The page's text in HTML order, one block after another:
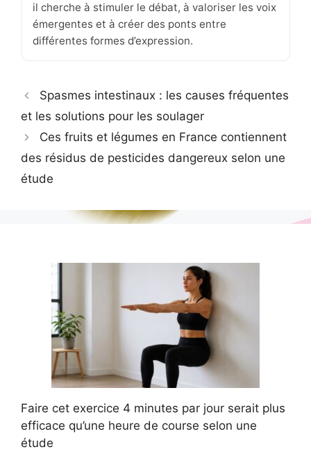
il cherche à stimuler le débat, à valoriser les voix
émergentes et à créer des ponts entre
différentes formes d’expression.
Spasmes intestinaux : les causes fréquentes
et les solutions pour les soulager
Ces fruits et légumes en France contiennent
des résidus de pesticides dangereux selon une
étude
Faire cet exercice 4 minutes par jour serait plus
efficace qu’une heure de course selon une
étude